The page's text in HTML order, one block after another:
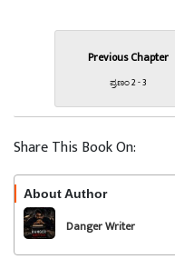
Previous Chapter
ಪ್ರಣಂ 2 - 3
Share This Book On:
About Author
Danger Writer